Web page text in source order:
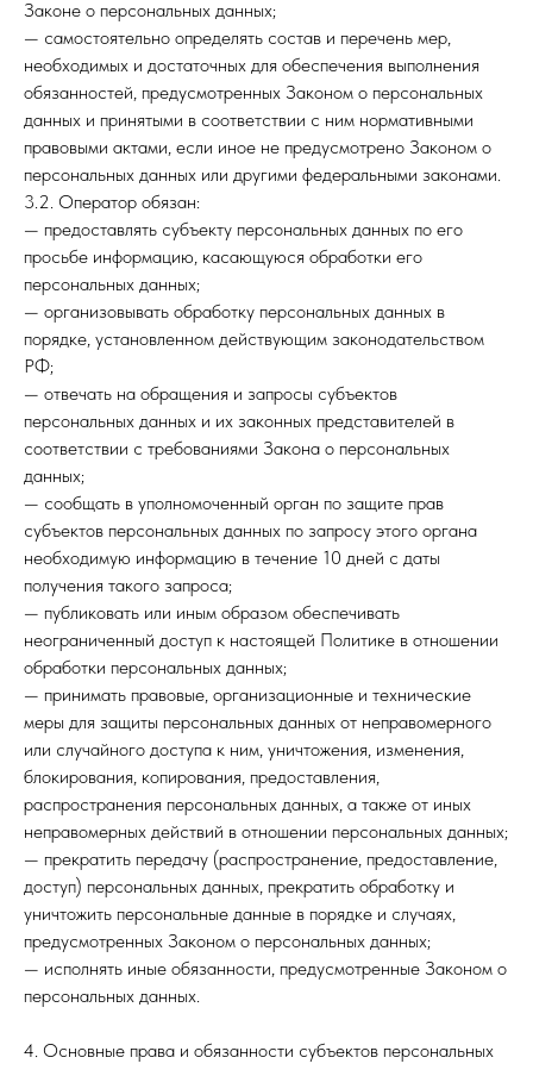
Законе о персональных данных;
— самостоятельно определять состав и перечень мер,
необходимых и достаточных для обеспечения выполнения
обязанностей, предусмотренных Законом о персональных
данных и принятыми в соответствии с ним нормативными
правовыми актами, если иное не предусмотрено Законом о
персональных данных или другими федеральными законами.
3.2. Оператор обязан:
— предоставлять субъекту персональных данных по его
просьбе информацию, касающуюся обработки его
персональных данных;
— организовывать обработку персональных данных в
порядке, установленном действующим законодательством
РФ;
— отвечать на обращения и запросы субъектов
персональных данных и их законных представителей в
соответствии с требованиями Закона о персональных
данных;
— сообщать в уполномоченный орган по защите прав
субъектов персональных данных по запросу этого органа
необходимую информацию в течение 10 дней с даты
получения такого запроса;
— публиковать или иным образом обеспечивать
неограниченный доступ к настоящей Политике в отношении
обработки персональных данных;
— принимать правовые, организационные и технические
меры для защиты персональных данных от неправомерного
или случайного доступа к ним, уничтожения, изменения,
блокирования, копирования, предоставления,
распространения персональных данных, а также от иных
неправомерных действий в отношении персональных данных;
— прекратить передачу (распространение, предоставление,
доступ) персональных данных, прекратить обработку и
уничтожить персональные данные в порядке и случаях,
предусмотренных Законом о персональных данных;
— исполнять иные обязанности, предусмотренные Законом о
персональных данных.
4. Основные права и обязанности субъектов персональных